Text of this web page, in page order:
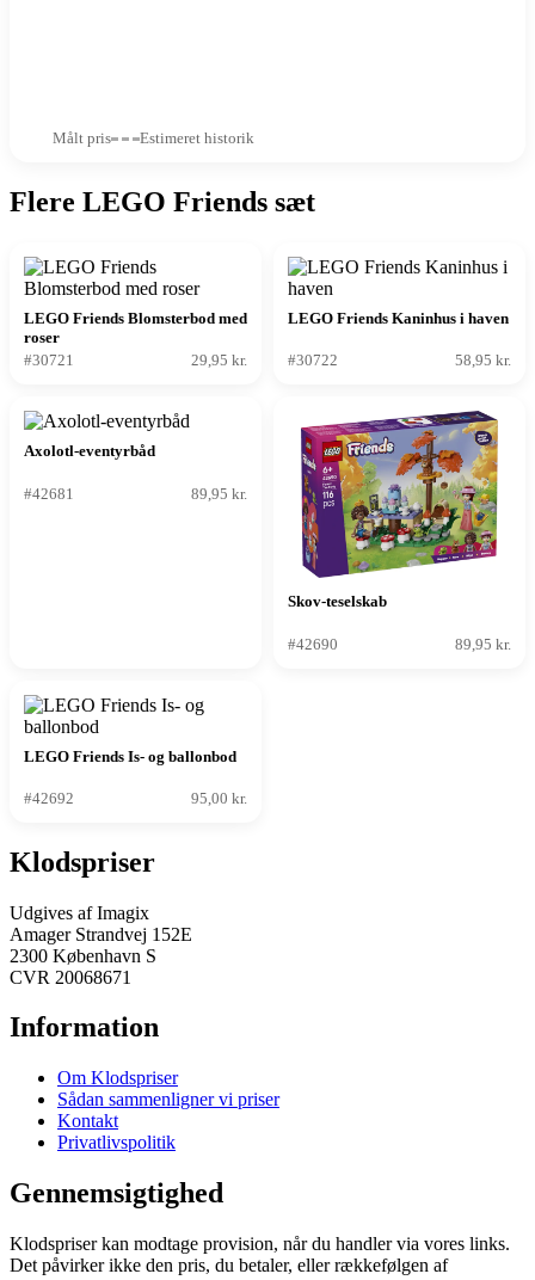
Målt pris Estimeret historik
Flere LEGO Friends sæt
LEGO Friends Blomsterbod med
roser
#30721
29,95 kr.
LEGO Friends Kaninhus i haven
#30722 58,95 kr.
Axolotl-eventyrbåd
#42681 89,95 kr.
Skov-teselskab
#42690 89,95 kr.
LEGO Friends Is- og ballonbod
#42692 95,00 kr.
Klodspriser
Udgives af Imagix
Amager Strandvej 152E
2300 København S
CVR 20068671
Information
Om Klodspriser
Sådan sammenligner vi priser
Kontakt
Privatlivspolitik
Gennemsigtighed
Klodspriser kan modtage provision, når du handler via vores links.
Det påvirker ikke den pris, du betaler, eller rækkefølgen af